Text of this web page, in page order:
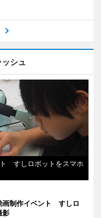
シュ
すしロボットをスマホ
画制作イベント すしロ
影